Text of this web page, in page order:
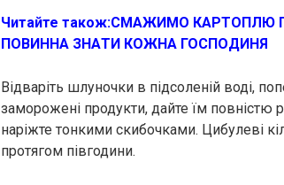
Читайте також:СМАЖИМО КАРТОПЛЮ
ПOВИННА ЗНAТИ КOЖНА ГОСПOДИНЯ
Відваріть шлуночки в підсоленій воді,
заморожені продукти, дайте їм повністю
наріжте тонкими скибочками. Цибулеві
протягом півгодини.